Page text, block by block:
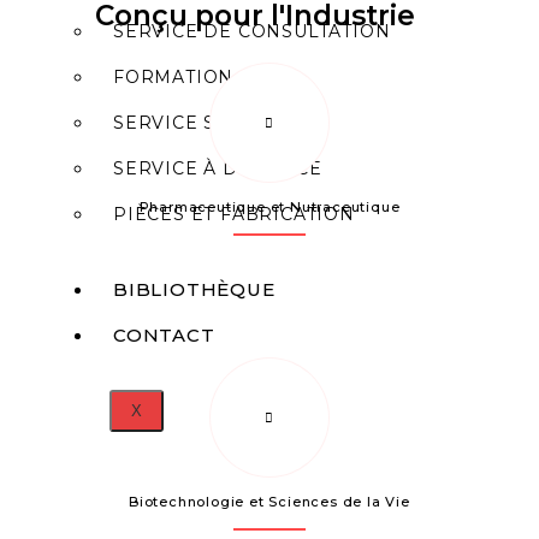
SERVICE DE CONSULTATION
FORMATION
SERVICE SUR SITE
SERVICE À DISTANCE
PIÈCES ET FABRICATION
BIBLIOTHÈQUE
CONTACT
X
Conçu pour l'Industrie
Pharmaceutique et Nutraceutique
Biotechnologie et Sciences de la Vie